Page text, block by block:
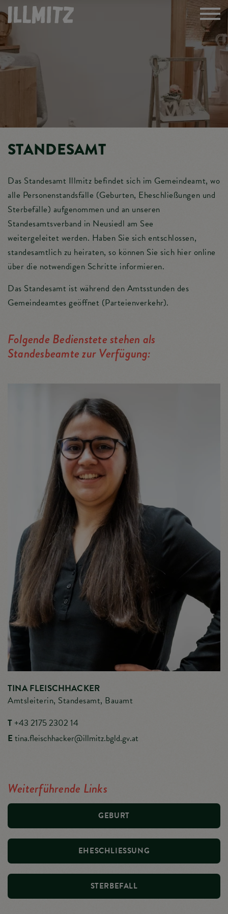
STANDESAMT
Das Standesamt Illmitz befindet sich im Gemeindeamt, wo
alle Personenstandsfälle (Geburten, Eheschließungen und
Sterbefälle) aufgenommen und an unseren
Standesamtsverband in Neusiedl am See
weitergeleitet werden. Haben Sie sich entschlossen,
standesamtlich zu heiraten, so können Sie sich hier online
über die notwendigen Schritte informieren.
Das Standesamt ist während den Amtsstunden des
Gemeindeamtes geöffnet (Parteienverkehr).
Folgende Bedienstete stehen als
Standesbeamte zur Verfügung:
TINA FLEISCHHACKER
Amtsleiterin, Standesamt, Bauamt
T+43 2175 2302 14
E tina.fleischhacker@illmitz.bgld.gv.at
Weiterführende Links
GEBURT
EHESCHLIESSUNG
STERBEFALL